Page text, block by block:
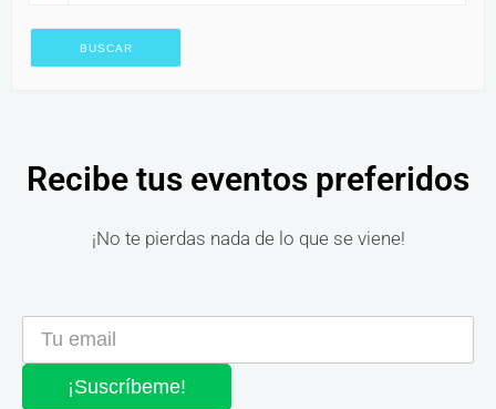
Recibe tus eventos preferidos
¡No te pierdas nada de lo que se viene!
¡Suscríbeme!